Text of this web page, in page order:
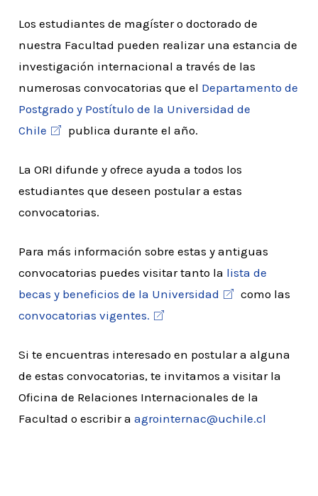
Los estudiantes de magíster o doctorado de
nuestra Facultad pueden realizar una estancia de
investigación internacional a través de las
numerosas convocatorias que el Departamento de
Postgrado y Postítulo de la Universidad de
Chile
publica durante el año.
La ORI difunde y ofrece ayuda a todos los
estudiantes que deseen postular a estas
convocatorias.
Para más información sobre estas y antiguas
convocatorias puedes visitar tanto la lista de
becas y beneficios de la Universidad
como las
convocatorias vigentes.
Si te encuentras interesado en postular a alguna
de estas convocatorias, te invitamos a visitar la
Oficina de Relaciones Internacionales de la
Facultad o escribir aagrointernac@uchile.cl